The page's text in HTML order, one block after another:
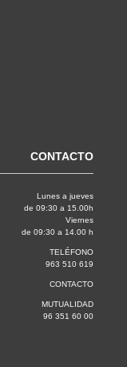
CONTACTO
Lunes a jueves
de 09:30 a 15.00h
Viernes
de 09:30 a 14.00 h
TELÉFONO
963 510 619
CONTACTO
MUTUALIDAD
96 351 60 00